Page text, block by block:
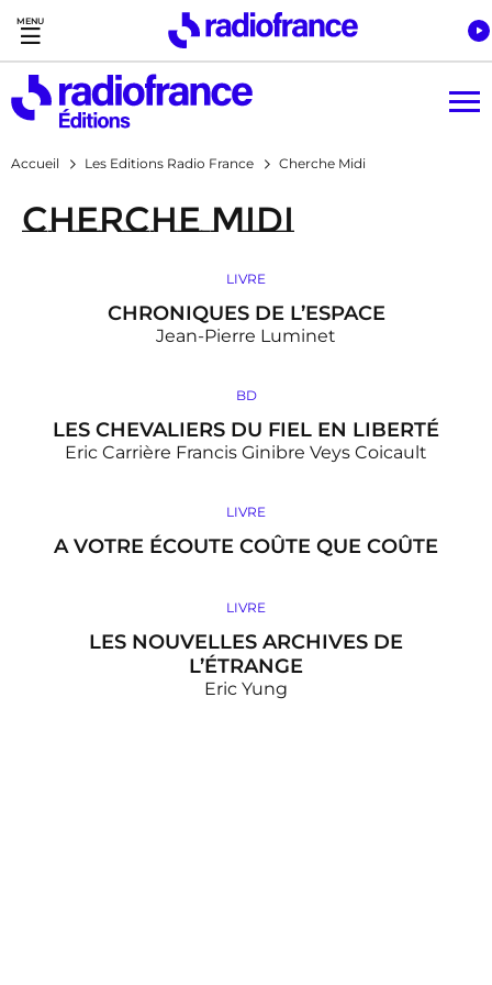
Accès direct :
Menu principal
Contenu
Accueil Les Editions Radio France Cherche Midi
Cherche Midi
LIVRE
CHRONIQUES DE L’ESPACE
Jean-Pierre Luminet
BD
LES CHEVALIERS DU FIEL EN LIBERTÉ
Eric Carrière Francis Ginibre Veys Coicault
LIVRE
A VOTRE ÉCOUTE COÛTE QUE COÛTE
LIVRE
LES NOUVELLES ARCHIVES DE
L’ÉTRANGE
Eric Yung